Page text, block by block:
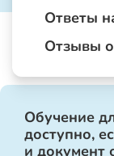
Ответы
Отзывы
Обучение
доступно,
и документ